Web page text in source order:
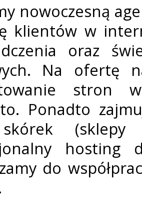
nowoczesną
klientów w
oraz
Na ofertę
stron
Ponadto
(sklepy
hosting
do